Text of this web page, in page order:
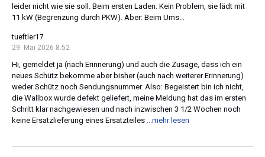
leider nicht wie sie soll. Beim ersten Laden: Kein Problem, sie lädt mit
11 kW (Begrenzung durch PKW). Aber: Beim Ums...
tueftler17
29. Mai 2026 8:52
Hi, gemeldet ja (nach Erinnerung) und auch die Zusage, dass ich ein
neues Schütz bekomme aber bisher (auch nach weiterer Erinnerung)
weder Schütz noch Sendungsnummer. Also: Begeistert bin ich nicht,
die Wallbox wurde defekt geliefert, meine Meldung hat das im ersten
Schritt klar nachgewiesen und nach inzwischen 3 1/2 Wochen noch
keine Ersatzlieferung eines Ersatzteiles
...mehr lesen